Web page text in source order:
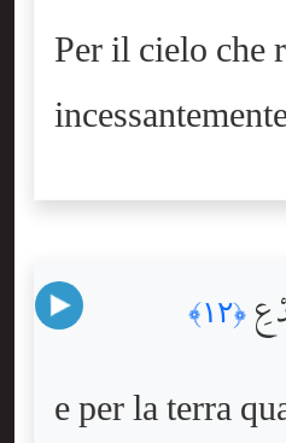
Per il cielo che
﴿١٢﴾
e per la terra